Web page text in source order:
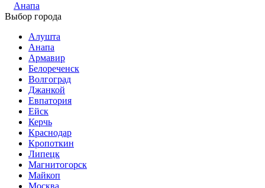
Анапа
Выбор города
Алушта
Анапа
Армавир
Белореченск
Волгоград
Джанкой
Евпатория
Ейск
Керчь
Краснодар
Кропоткин
Липецк
Магнитогорск
Майкоп
Москва